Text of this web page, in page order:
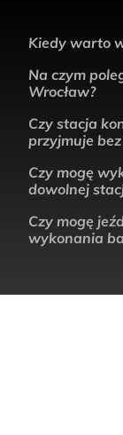
Kiedy warto
Na czym
Wrocław?
Czy stacja
przyjmuje
Czy mogę
dowolnej
Czy mogę
wykonania